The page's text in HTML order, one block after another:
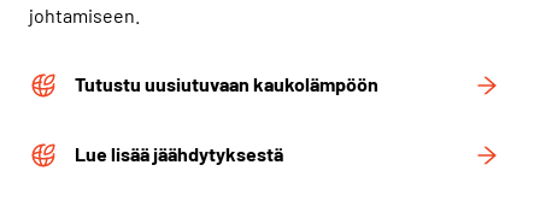
johtamiseen.
Tutustu uusiutuvaan kaukolämpöön
Lue lisää jäähdytyksestä